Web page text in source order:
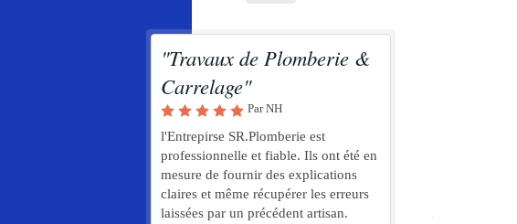
"Travaux de Plomberie &
Carrelage"
Par NH
l'Entrepirse SR.Plomberie est
professionnelle et fiable. Ils ont été en
mesure de fournir des explications
claires et même récupérer les erreurs
laissées par un précédent artisan.